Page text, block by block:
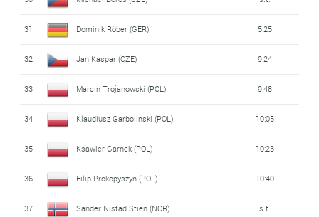
31 Dominik Röber (GER) 5:25
32 Jan Kaspar (CZE) 9:24
33 Marcin Trojanowski (POL) 9:48
34 Klaudiusz Garbolinski (POL) 10:05
35 Ksawier Garnek (POL) 10:23
36 Filip Prokopyszyn (POL) 10:40
37 Sander Nistad Stien (NOR) s.t.